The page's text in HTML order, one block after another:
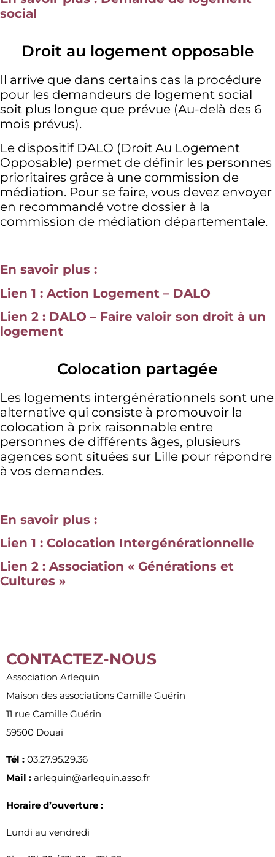
social
Droit au logement opposable
Il arrive que dans certains cas la procédure
pour les demandeurs de logement social
soit plus longue que prévue (Au-delà des 6
mois prévus).
Le dispositif DALO (Droit Au Logement
Opposable) permet de définir les personnes
prioritaires grâce à une commission de
médiation. Pour se faire, vous devez envoyer
en recommandé votre dossier à la
commission de médiation départementale.
En savoir plus :
Lien 1 : Action Logement – DALO
Lien 2 : DALO – Faire valoir son droit à un
logement
Colocation partagée
Les logements intergénérationnels sont une
alternative qui consiste à promouvoir la
colocation à prix raisonnable entre
personnes de différents âges, plusieurs
agences sont situées sur Lille pour répondre
à vos demandes.
En savoir plus :
Lien 1 : Colocation Intergénérationnelle
Lien 2 : Association « Générations et
Cultures »
CONTACTEZ-NOUS
Association Arlequin
Maison des associations Camille Guérin
11 rue Camille Guérin
59500 Douai
Tél : 03.27.95.29.36
Mail : arlequin@arlequin.asso.fr
Horaire d’ouverture :
Lundi au vendredi